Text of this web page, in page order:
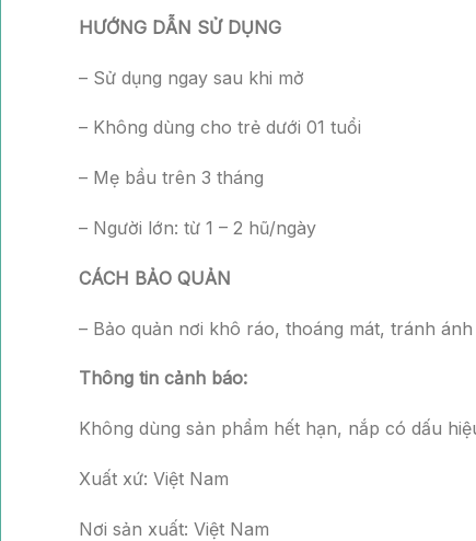
HƯỚNG DẪN SỬ DỤNG
– Sử dụng ngay sau khi mở
– Không dùng cho trẻ dưới 01 tuổi
– Mẹ bầu trên 3 tháng
– Người lớn: từ 1 – 2 hũ/ngày
CÁCH BẢO QUẢN
– Bảo quản nơi khô ráo, thoáng mát, tránh
Thông tin cảnh báo:
Không dùng sản phẩm hết hạn, nắp có dấu
Xuất xứ: Việt Nam
Nơi sản xuất: Việt Nam